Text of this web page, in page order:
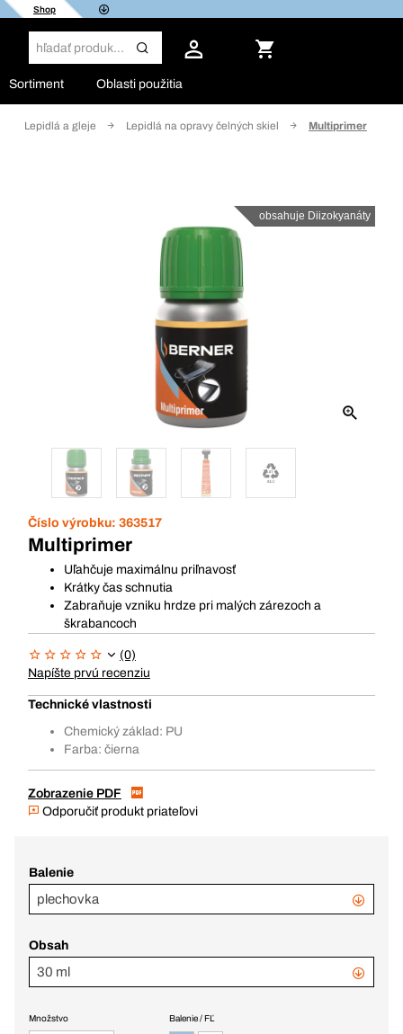
Shop
Sortiment Oblasti použitia
Lepidlá a gleje Lepidlá na opravy čelných skiel Multiprimer
obsahuje Diizokyanáty
Číslo výrobku: 363517
Multiprimer
Uľahčuje maximálnu priľnavosť
Krátky čas schnutia
Zabraňuje vzniku hrdze pri malých zárezoch a
škrabancoch
(0)
Napíšte prvú recenziu
Technické vlastnosti
Chemický základ: PU
Farba: čierna
Zobrazenie PDF
Odporučiť produkt priateľovi
Balenie
plechovka
Obsah
30 ml
Balenie / FĽ
Množstvo